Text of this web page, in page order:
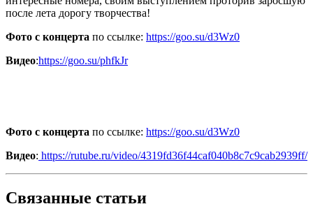
после лета дорогу творчества!
Фото с концерта по ссылке: https://goo.su/d3Wz0
Видео:https://goo.su/phfkJr
Фото с концерта по ссылке: https://goo.su/d3Wz0
Видео: https://rutube.ru/video/4319fd36f44caf040b8c7c9cab2939ff/
Связанные статьи